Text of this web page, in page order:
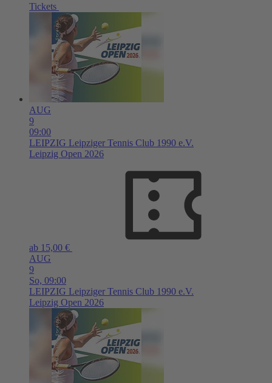
Tickets
AUG
9
09:00
LEIPZIG Leipziger Tennis Club 1990 e.V.
Leipzig Open 2026
ab 15,00 €
AUG
9
So, 09:00
LEIPZIG Leipziger Tennis Club 1990 e.V.
Leipzig Open 2026